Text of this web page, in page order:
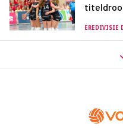
EREDIVISIE